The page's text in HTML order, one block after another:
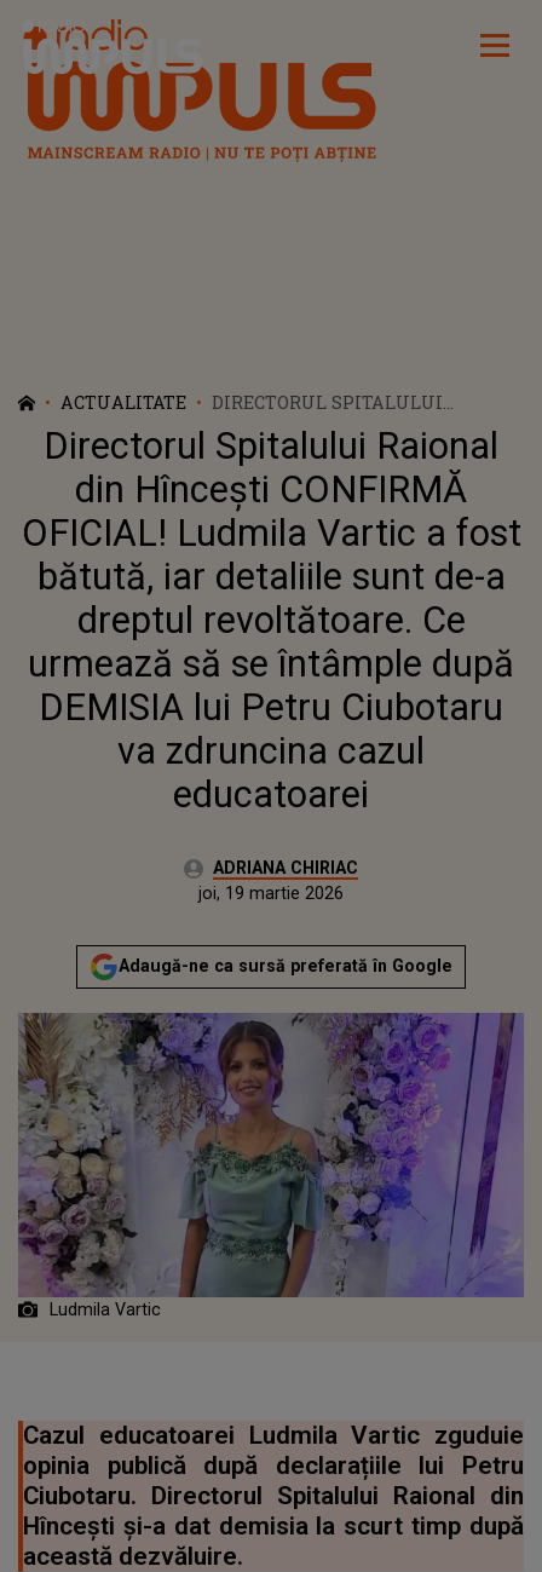
Radio Impuls
ACTUALITATE
DIRECTORUL SPITALULUI
RAIONAL DIN HÎNCEȘTI
CONFIRMĂ OFICIAL! LUDMILA
VARTIC A FOST BĂTUTĂ, IAR
DETALIILE SUNT DE-A DREPTUL
REVOLTĂTOARE. CE URMEAZĂ SĂ
PETRU CIUBOTARU VA
ZDRUNCINA CAZUL EDUCATOAREI
Directorul Spitalului Raional
din Hîncești CONFIRMĂ
OFICIAL! Ludmila Vartic a fost
bătută, iar detaliile sunt de-a
dreptul revoltătoare. Ce
urmează să se întâmple după
DEMISIA lui Petru Ciubotaru
va zdruncina cazul
educatoarei
Autor:ADRIANA CHIRIAC
Actualizat:
joi, 19 martie 2026
Adaugă-ne ca sursă preferată în Google
Ludmila Vartic
Cazul educatoarei Ludmila Vartic zguduie
opinia publică după declarațiile lui Petru
Ciubotaru. Directorul Spitalului Raional din
Hîncești și-a dat demisia la scurt timp după
această dezvăluire.